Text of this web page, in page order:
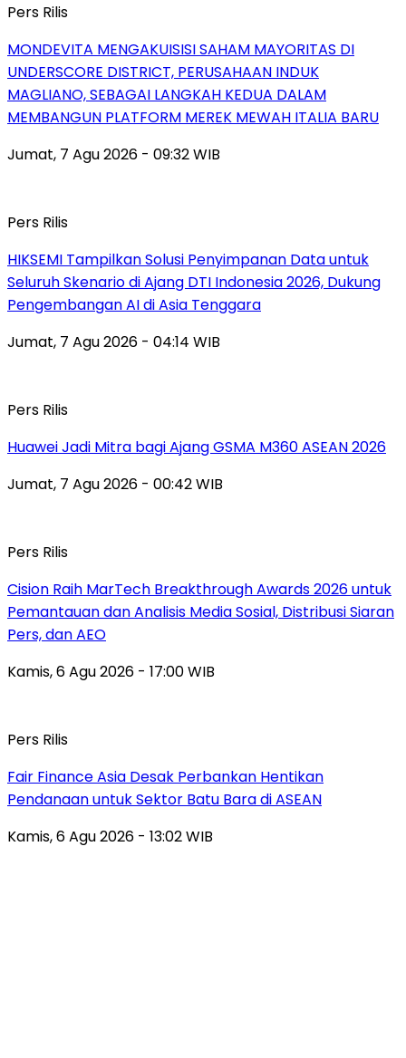
Pers Rilis
MONDEVITA MENGAKUISISI SAHAM MAYORITAS DI
UNDERSCORE DISTRICT, PERUSAHAAN INDUK
MAGLIANO, SEBAGAI LANGKAH KEDUA DALAM
MEMBANGUN PLATFORM MEREK MEWAH ITALIA BARU
Jumat, 7 Agu 2026 - 09:32 WIB
Pers Rilis
HIKSEMI Tampilkan Solusi Penyimpanan Data untuk
Seluruh Skenario di Ajang DTI Indonesia 2026, Dukung
Pengembangan AI di Asia Tenggara
Jumat, 7 Agu 2026 - 04:14 WIB
Pers Rilis
Huawei Jadi Mitra bagi Ajang GSMA M360 ASEAN 2026
Jumat, 7 Agu 2026 - 00:42 WIB
Pers Rilis
Cision Raih MarTech Breakthrough Awards 2026 untuk
Pemantauan dan Analisis Media Sosial, Distribusi Siaran
Pers, dan AEO
Kamis, 6 Agu 2026 - 17:00 WIB
Pers Rilis
Fair Finance Asia Desak Perbankan Hentikan
Pendanaan untuk Sektor Batu Bara di ASEAN
Kamis, 6 Agu 2026 - 13:02 WIB